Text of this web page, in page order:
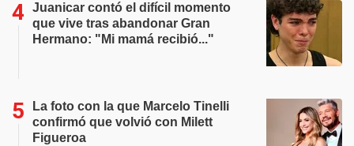
Juanicar contó el difícil momento
que vive tras abandonar Gran
Hermano: "Mi mamá recibió..."
La foto con la que Marcelo Tinelli
confirmó que volvió con Milett
Figueroa